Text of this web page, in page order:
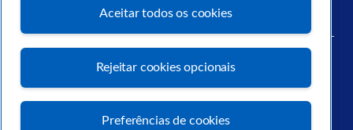
Arquivo
Aceitar todos os cookies
Rejeitar cookies opcionais
Preferências de cookies